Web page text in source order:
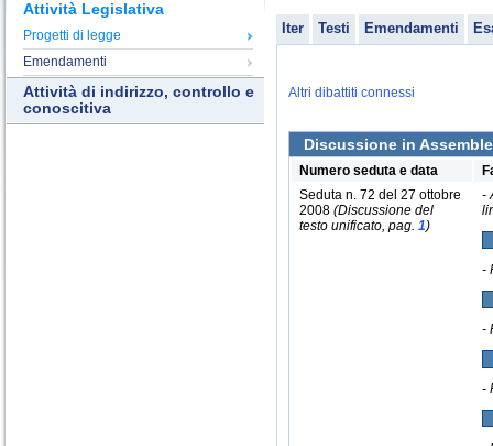
Attività Legislativa
Progetti di legge
Emendamenti
Attività di indirizzo, controllo e
conoscitiva
Iter Testi Emendamenti
Altri dibattiti connessi
Discussione in
Numero seduta e data
Seduta n. 72 del 27 ottobre
2008 (Discussione del
testo unificato, pag. 1)
-
-
-
-